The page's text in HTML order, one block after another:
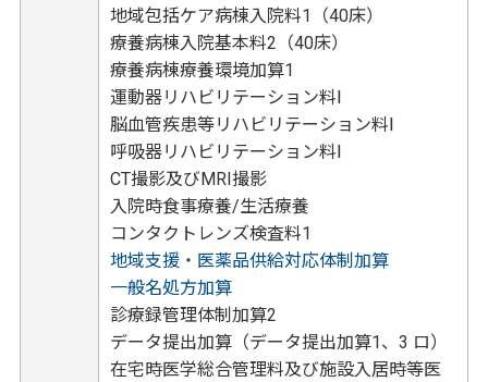
地域包括ケア病棟入院料1（40床）
療養病棟入院基本料2（40床）
療養病棟療養環境加算1
運動器リハビリテーション料Ⅰ
脳血管疾患等リハビリテーション料Ⅰ
呼吸器リハビリテーション料Ⅰ
CT撮影及びMRI撮影
入院時食事療養/生活療養
コンタクトレンズ検査料1
地域支援・医薬品供給対応体制加算
一般名処方加算
診療録管理体制加算2
データ提出加算（データ提出加算1、3 ロ）
在宅時医学総合管理料及び施設入居時等医